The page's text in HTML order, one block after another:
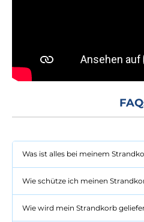
Was ist alles bei meinem
Wie schütze ich meinen
Wie wird mein Strandkorb